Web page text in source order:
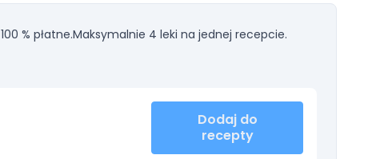
% płatne.Maksymalnie 4 leki na jednej recepcie.
Dodaj do
recepty